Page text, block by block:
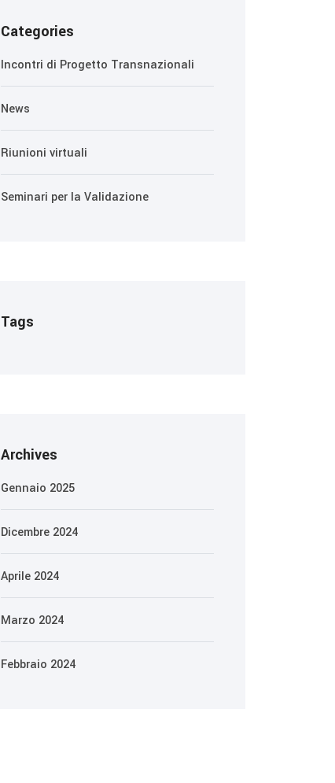
Categories
Incontri di Progetto Transnazionali
News
Riunioni virtuali
Seminari per la Validazione
Tags
Archives
Gennaio 2025
Dicembre 2024
Aprile 2024
Marzo 2024
Febbraio 2024